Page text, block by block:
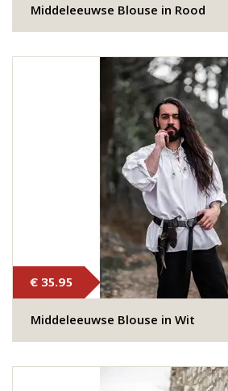
Middeleeuwse Blouse in Rood
€ 35.95
Middeleeuwse Blouse in Wit